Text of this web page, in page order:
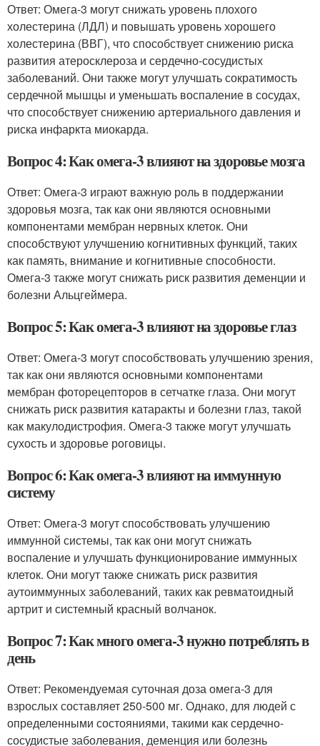
Ответ: Омега-3 могут снижать уровень плохого
холестерина (ЛДЛ) и повышать уровень хорошего
холестерина (ВВГ), что способствует снижению риска
развития атеросклероза и сердечно-сосудистых
заболеваний. Они также могут улучшать сократимость
сердечной мышцы и уменьшать воспаление в сосудах,
что способствует снижению артериального давления и
риска инфаркта миокарда.
Вопрос 4: Как омега-3 влияют на здоровье мозга
Ответ: Омега-3 играют важную роль в поддержании
здоровья мозга, так как они являются основными
компонентами мембран нервных клеток. Они
способствуют улучшению когнитивных функций, таких
как память, внимание и когнитивные способности.
Омега-3 также могут снижать риск развития деменции и
болезни Альцгеймера.
Вопрос 5: Как омега-3 влияют на здоровье глаз
Ответ: Омега-3 могут способствовать улучшению зрения,
так как они являются основными компонентами
мембран фоторецепторов в сетчатке глаза. Они могут
снижать риск развития катаракты и болезни глаз, такой
как макулодистрофия. Омега-3 также могут улучшать
сухость и здоровье роговицы.
Вопрос 6: Как омега-3 влияют на иммунную
систему
Ответ: Омега-3 могут способствовать улучшению
иммунной системы, так как они могут снижать
воспаление и улучшать функционирование иммунных
клеток. Они могут также снижать риск развития
аутоиммунных заболеваний, таких как ревматоидный
артрит и системный красный волчанок.
Вопрос 7: Как много омега-3 нужно потреблять в
день
Ответ: Рекомендуемая суточная доза омега-3 для
взрослых составляет 250-500 мг. Однако, для людей с
определенными состояниями, такими как сердечно-
сосудистые заболевания, деменция или болезнь